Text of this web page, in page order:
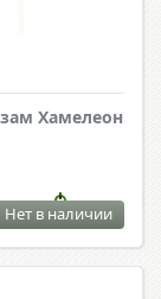
Хамелеон
Нет в наличии